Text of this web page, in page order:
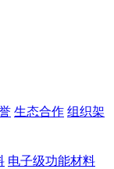
生态合作 组织架
电子级功能材料